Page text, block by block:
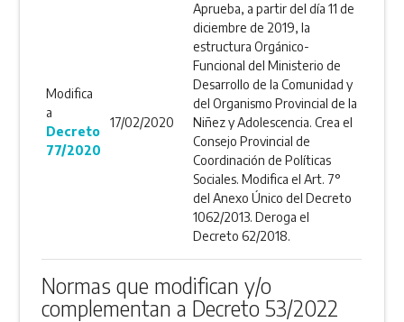
Modifica
a
Decreto
77/2020
17/02/2020
Aprueba, a partir del día 11 de
diciembre de 2019, la
estructura Orgánico-
Funcional del Ministerio de
Desarrollo de la Comunidad y
del Organismo Provincial de la
Niñez y Adolescencia. Crea el
Consejo Provincial de
Coordinación de Políticas
Sociales. Modifica el Art. 7°
del Anexo Único del Decreto
1062/2013. Deroga el
Decreto 62/2018.
Normas que modifican y/o
complementan a Decreto 53/2022